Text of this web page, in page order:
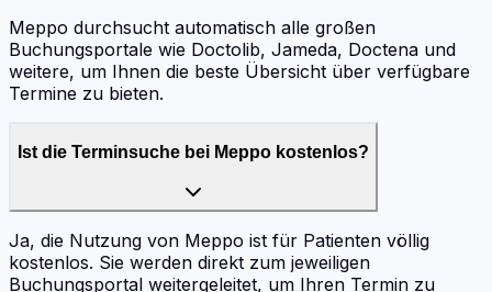
Meppo durchsucht automatisch alle großen
Buchungsportale wie Doctolib, Jameda, Doctena und
weitere, um Ihnen die beste Übersicht über verfügbare
Termine zu bieten.
Ist die Terminsuche bei Meppo kostenlos?
Ja, die Nutzung von Meppo ist für Patienten völlig
kostenlos. Sie werden direkt zum jeweiligen
Buchungsportal weitergeleitet, um Ihren Termin zu